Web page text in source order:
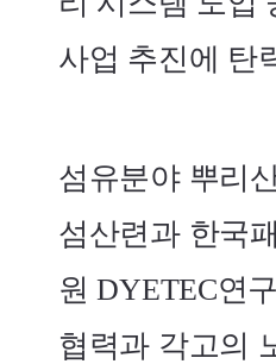
사업 추진에 탄
섬유분야 뿌리
섬산련과 한국
원DYETEC연
협력과 각고의